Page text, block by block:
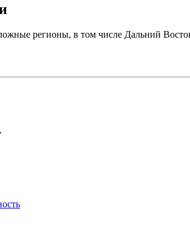
регионы, в том числе Дальний